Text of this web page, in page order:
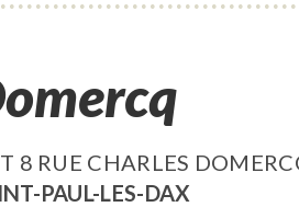
8 RUE CHARLES
PAUL-LES-DAX